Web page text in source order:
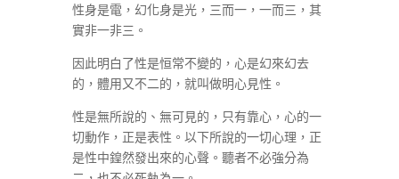
性身是電，幻化身是光，三而一，一而三，其
實非一非三。
因此明白了性是恒常不變的，心是幻來幻去
的，體用又不二的，就叫做明心見性。
性是無所說的、無可見的，只有靠心，心的一
切動作，正是表性。以下所說的一切心理，正
是性中鍠然發出來的心聲。聽者不必強分為